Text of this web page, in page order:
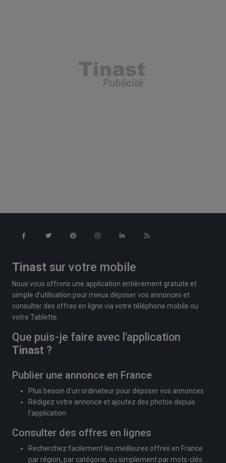
Tinast sur votre mobile
Nous vous offrons une application entièrement gratuite et
simple d'utilisation pour mieux déposer vos annonces et
consulter des offres en ligne via votre téléphone mobile ou
votre Tablette.
Que puis-je faire avec l'application
Tinast ?
Publier une annonce en France
Plus besoin d'un ordinateur pour déposer vos annonces
Rédigez votre annonce et ajoutez des photos depuis
l'application
Consulter des offres en lignes
Recherchez facilement les meilleures offres en France
par région, par catégorie, ou simplement par mots-clés.